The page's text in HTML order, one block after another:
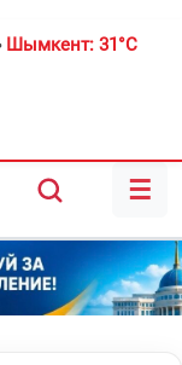
Шымкент: 31°C
☰